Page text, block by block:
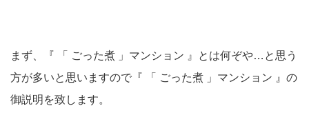
まず、『 「 ごった煮 」マンション 』とは何ぞや…と思う
方が多いと思いますので『 「 ごった煮 」マンション 』の
御説明を致します。